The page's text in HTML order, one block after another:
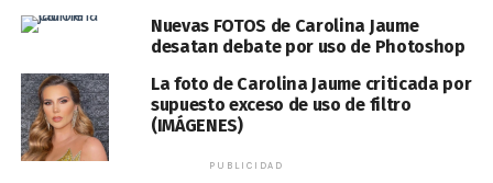
Nuevas FOTOS de Carolina Jaume
desatan debate por uso de Photoshop
La foto de Carolina Jaume criticada por
supuesto exceso de uso de filtro
(IMÁGENES)
PUBLICIDAD